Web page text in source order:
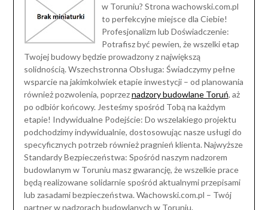
w Toruniu? Strona wachowski.com.pl
to perfekcyjne miejsce dla Ciebie!
Profesjonalizm lub Doświadczenie:
Potrafisz być pewien, że wszelki etap
Twojej budowy będzie prowadzony z największą
solidnością. Wszechstronna Obsługa: Świadczymy pełne
wsparcie na jakimkolwiek etapie inwestycji – od planowania
również pozwolenia, poprzeznadzory budowlane Toruń, aż
po odbiór końcowy. Jesteśmy spośród Tobą na każdym
etapie! Indywidualne Podejście: Do wszelakiego projektu
podchodzimy indywidualnie, dostosowując nasze usługi do
specyficznych potrzeb również pragnień klienta. Najwyższe
Standardy Bezpieczeństwa: Spośród naszym nadzorem
budowlanym w Toruniu masz gwarancję, że wszelkie prace
będą realizowane solidarnie spośród aktualnymi przepisami
lub zasadami bezpieczeństwa. Wachowski.com.pl – Twój
partner w nadzorach budowlanych w Toruniu.